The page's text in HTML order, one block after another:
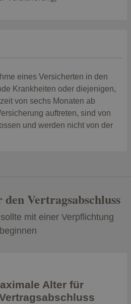
eines Versicherten in den
Krankheiten oder diejenigen,
von sechs Monaten ab
auftreten, sind von
und werden nicht von der
Vertragsabschluss
mit einer Verpflichtung
beginnen
Alter für